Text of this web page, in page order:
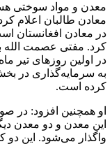
معدن و مواد سوختی
معادن طالبان اعلام
در معادن افغانستان
کرد. مفتی عصمت الله
در اولین روزهای تیر
به سرمایه‌گذاری در
کرده است.
او همچنین افزود: در
این معدن و دو معدن
واگذار می‌شود. این